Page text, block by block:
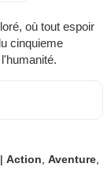
où tout espoir
cinquieme
| Action ,Aventure